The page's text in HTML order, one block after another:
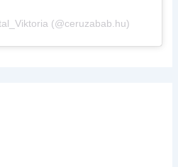
(@ceruzabab.hu)